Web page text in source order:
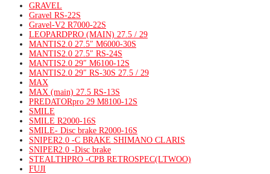
GRAVEL
Gravel RS-22S
Gravel-V2 R7000-22S
LEOPARDPRO (MAIN) 27.5 / 29
MANTIS2.0 27.5″ M6000-30S
MANTIS2.0 27.5″ RS-24S
MANTIS2.0 29″ M6100-12S
MANTIS2.0 29″ RS-30S 27.5 / 29
MAX
MAX (main) 27.5 RS-13S
PREDATORpro 29 M8100-12S
SMILE
SMILE R2000-16S
SMILE- Disc brake R2000-16S
SNIPER2.0 -C BRAKE SHIMANO CLARIS
SNIPER2.0 -Disc brake
STEALTHPRO -CPB RETROSPEC(LTWOO)
FUJI